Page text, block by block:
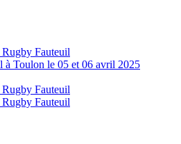
Fauteuil
à Toulon le 05 et 06 avril 2025
Fauteuil
Fauteuil